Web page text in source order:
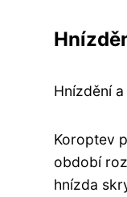
Hnízdění
Koroptev
období
hnízda